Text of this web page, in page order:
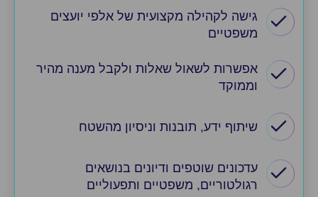
גישה לקהילה מקצועית של אלפי יועצים
משפטיים
אפשרות לשאול שאלות ולקבל מענה מהיר
וממוקד
שיתוף ידע, תובנות וניסיון מהשטח
עדכונים שוטפים ודיונים בנושאים
רגולטוריים, משפטיים ותפעוליים